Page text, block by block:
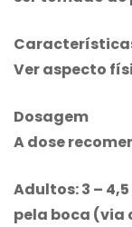
Ver aspecto
Dosagem
A dose
Adultos:3 –
pela boca (via